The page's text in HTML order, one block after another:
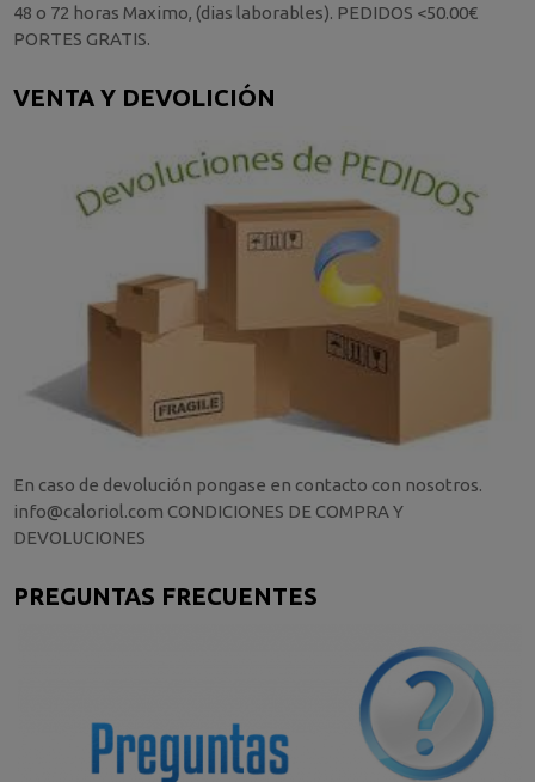
48 o 72 horas Maximo, (dias laborables). PEDIDOS <50.00€
PORTES GRATIS.
VENTA Y DEVOLICIÓN
En caso de devolución pongase en contacto con nosotros.
info@caloriol.com CONDICIONES DE COMPRA Y
DEVOLUCIONES
PREGUNTAS FRECUENTES